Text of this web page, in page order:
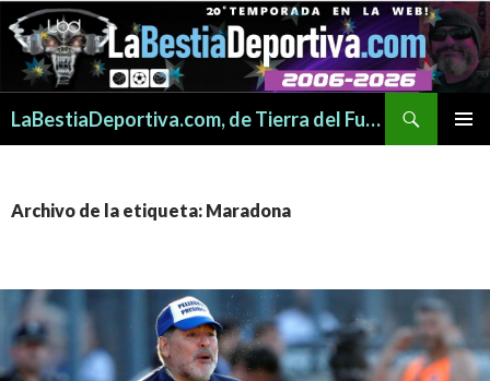
LaBestiaDeportiva.com, de Tierra del Fuego para todo el mundo
Archivo de la etiqueta: Maradona